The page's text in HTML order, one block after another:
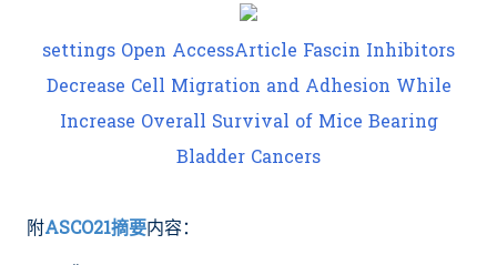
settings Open AccessArticle Fascin Inhibitors
Decrease Cell Migration and Adhesion While
Increase Overall Survival of Mice Bearing
Bladder Cancers
附ASCO21摘要内容：